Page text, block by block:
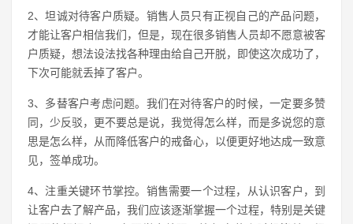
2、坦诚对待客户质疑。销售人员只有正视自己的产品问题，
才能让客户相信我们，但是，现在很多销售人员却不愿意被客
户质疑，想法设法找各种理由给自己开脱，即使这次成功了，
下次可能就丢掉了客户。
3、多替客户考虑问题。我们在对待客户的时候，一定要多赞
同，少反驳，更不要总是说，我觉得怎么样，而是多说您的意
思是怎么样，从而降低客户的戒备心，以便更好地达成一致意
见，签单成功。
4、注重关键环节掌控。销售需要一个过程，从认识客户，到
让客户去了解产品，我们应该逐渐掌握一个过程，特别是关键